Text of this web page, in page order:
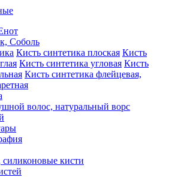
Соболь
Кисть синтетика плоская Кисть
Кисть синтетика угловая Кисть
Кисть синтетика флейцевая,
волос, натуральный ворс
кисти